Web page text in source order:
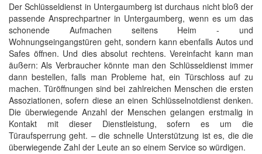
Der Schlüsseldienst in Untergaumberg ist durchaus nicht bloß der
passende Ansprechpartner in Untergaumberg, wenn es um das
schonende Aufmachen seitens Heim - und
Wohnungseingangstüren geht, sondern kann ebenfalls Autos und
Safes öffnen. Und dies absolut rechtens. Vereinfacht kann man
äußern: Als Verbraucher könnte man den Schlüsseldienst immer
dann bestellen, falls man Probleme hat, ein Türschloss auf zu
machen. Türöffnungen sind bei zahlreichen Menschen die ersten
Assoziationen, sofern diese an einen Schlüsselnotdienst denken.
Die überwiegende Anzahl der Menschen gelangen erstmalig in
Kontakt mit dieser Dienstleistung, sofern es um die
Türaufsperrung geht. – die schnelle Unterstützung ist es, die die
überwiegende Zahl der Leute an so einem Service so würdigen.